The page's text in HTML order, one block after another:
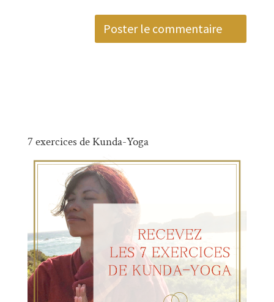
7 exercices de Kunda-Yoga